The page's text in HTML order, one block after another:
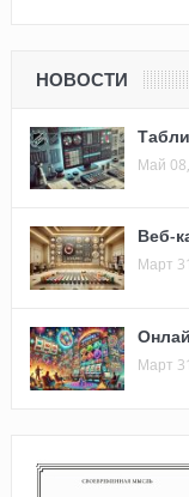
НОВОСТИ
Май
Веб-
Март
Март